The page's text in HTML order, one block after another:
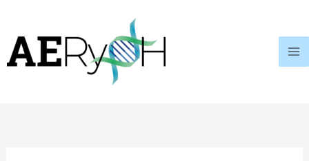
contenido